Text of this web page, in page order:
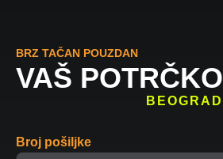
BRZ TAČAN POUZDAN
VAŠ POTRČKO
BEOGRAD
Broj pošiljke